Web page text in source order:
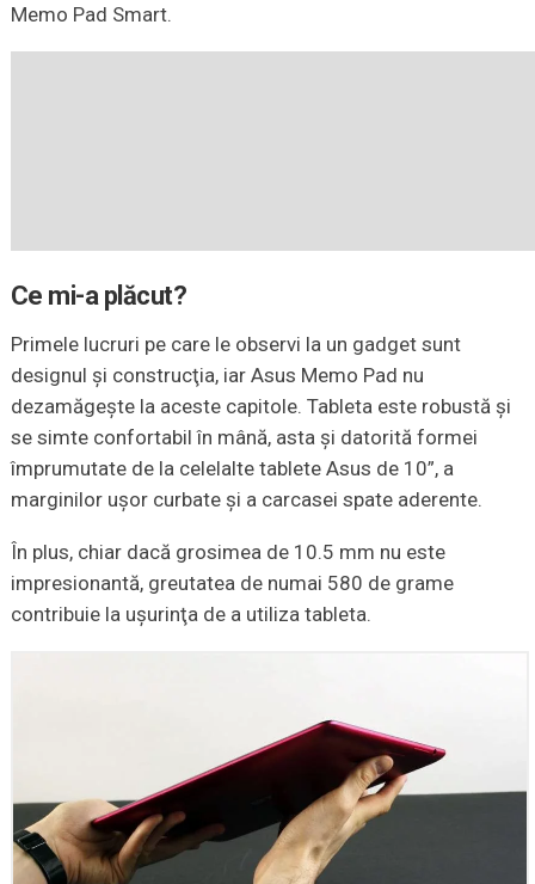
Memo Pad Smart.
Ce mi-a plăcut?
Primele lucruri pe care le observi la un gadget sunt
designul şi construcţia, iar Asus Memo Pad nu
dezamăgeşte la aceste capitole. Tableta este robustă şi
se simte confortabil în mână, asta şi datorită formei
împrumutate de la celelalte tablete Asus de 10”, a
marginilor uşor curbate şi a carcasei spate aderente.
În plus, chiar dacă grosimea de 10.5 mm nu este
impresionantă, greutatea de numai 580 de grame
contribuie la uşurinţa de a utiliza tableta.